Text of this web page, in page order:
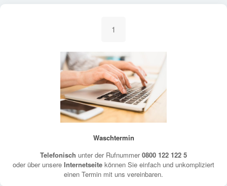
1
Waschtermin
Telefonisch unter der Rufnummer0800 122 122 5
oder über unsere Internetseite können Sie einfach und unkompliziert
einen Termin mit uns vereinbaren.